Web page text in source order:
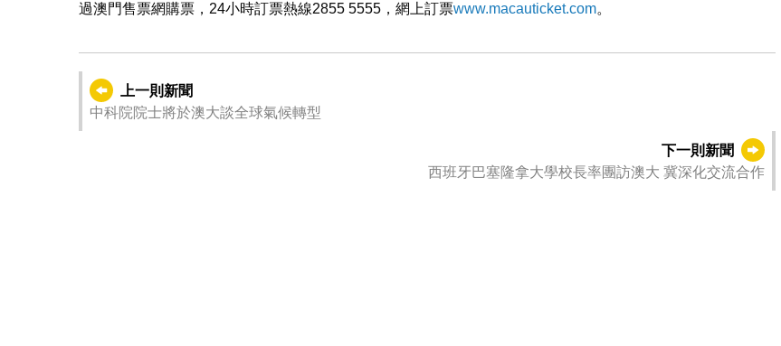
過澳門售票網購票，24小時訂票熱線2855 5555，網上訂票www.macauticket.com。
上一則新聞
中科院院士將於澳大談全球氣候轉型
下一則新聞
西班牙巴塞隆拿大學校長率團訪澳大 冀深化交流合作